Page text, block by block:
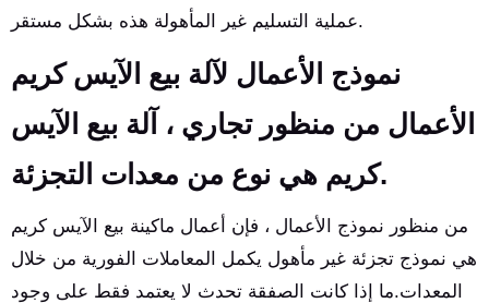
عملية التسليم غير المأهولة هذه بشكل مستقر.
نموذج الأعمال لآلة بيع الآيس كريم
الأعمال من منظور تجاري ، آلة بيع الآيس
كريم هي نوع من معدات التجزئة.
من منظور نموذج الأعمال ، فإن أعمال ماكينة بيع الآيس كريم
هي نموذج تجزئة غير مأهول يكمل المعاملات الفورية من خلال
المعدات.ما إذا كانت الصفقة تحدث لا يعتمد فقط على وجود